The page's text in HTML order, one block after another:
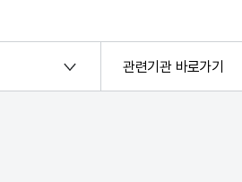
관련기관 바로가기